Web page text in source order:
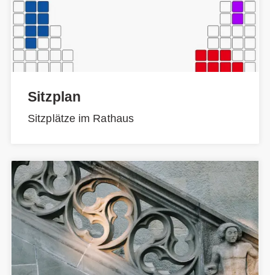
Sitzplan
Sitzplätze im Rathaus